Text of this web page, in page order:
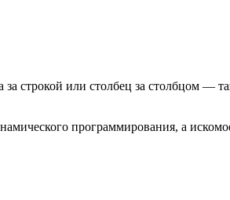
строкой или столбец за столбцом —
программирования, а